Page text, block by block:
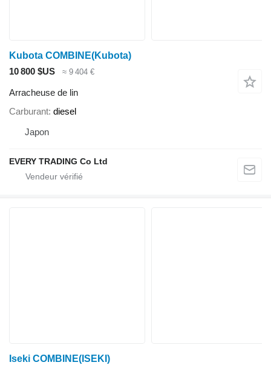
Kubota COMBINE(Kubota)
10 800 $US
≈ 9 404 €
Arracheuse de lin
Carburant diesel
Japon
EVERY TRADING Co Ltd
Iseki COMBINE(ISEKI)